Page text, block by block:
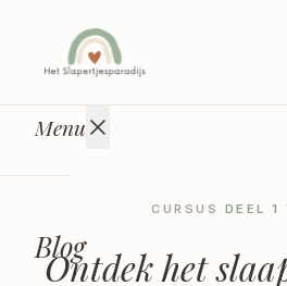
Naar inhoud
Menu
Blog
CURSUS · DEEL1
Ontdek het